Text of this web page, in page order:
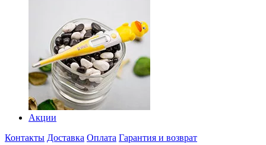
Акции
Контакты Доставка Оплата Гарантия и возврат